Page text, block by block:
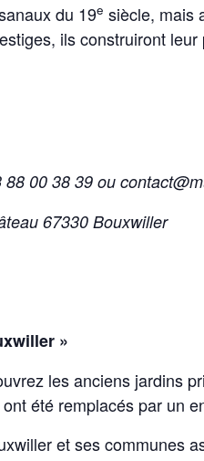
du 19e siècle, mais
ils construiront
00 38 39 ou
67330 Bouxwiller
»
les anciens jardins
été remplacés par un
et ses communes